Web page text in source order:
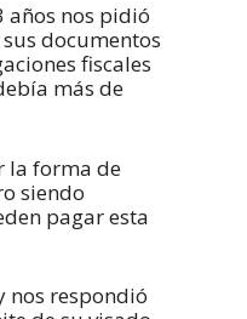
años nos pidió
documentos
fiscales
más de
la forma de
siendo
pagar esta
nos respondió